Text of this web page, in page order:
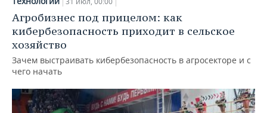
Агробизнес под прицелом: как
кибербезопасность приходит в сельское
хозяйство
Зачем выстраивать кибербезопасность в агросекторе и с
чего начать